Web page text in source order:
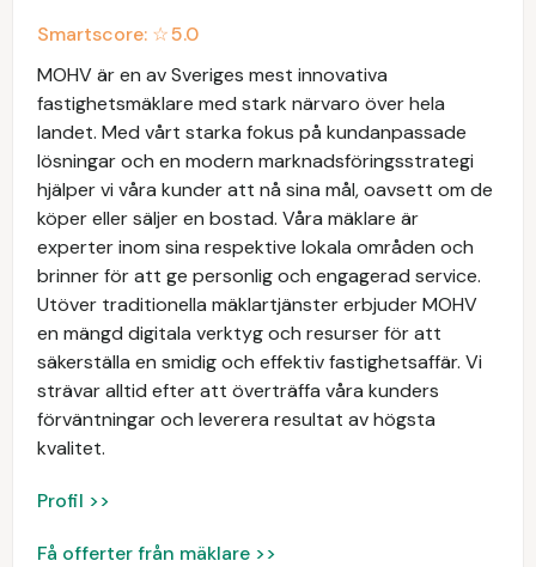
Smartscore: ☆5.0
MOHV är en av Sveriges mest innovativa
fastighetsmäklare med stark närvaro över hela
landet. Med vårt starka fokus på kundanpassade
lösningar och en modern marknadsföringsstrategi
hjälper vi våra kunder att nå sina mål, oavsett om de
köper eller säljer en bostad. Våra mäklare är
experter inom sina respektive lokala områden och
brinner för att ge personlig och engagerad service.
Utöver traditionella mäklartjänster erbjuder MOHV
en mängd digitala verktyg och resurser för att
säkerställa en smidig och effektiv fastighetsaffär. Vi
strävar alltid efter att överträffa våra kunders
förväntningar och leverera resultat av högsta
kvalitet.
Profil >>
Få offerter från mäklare >>